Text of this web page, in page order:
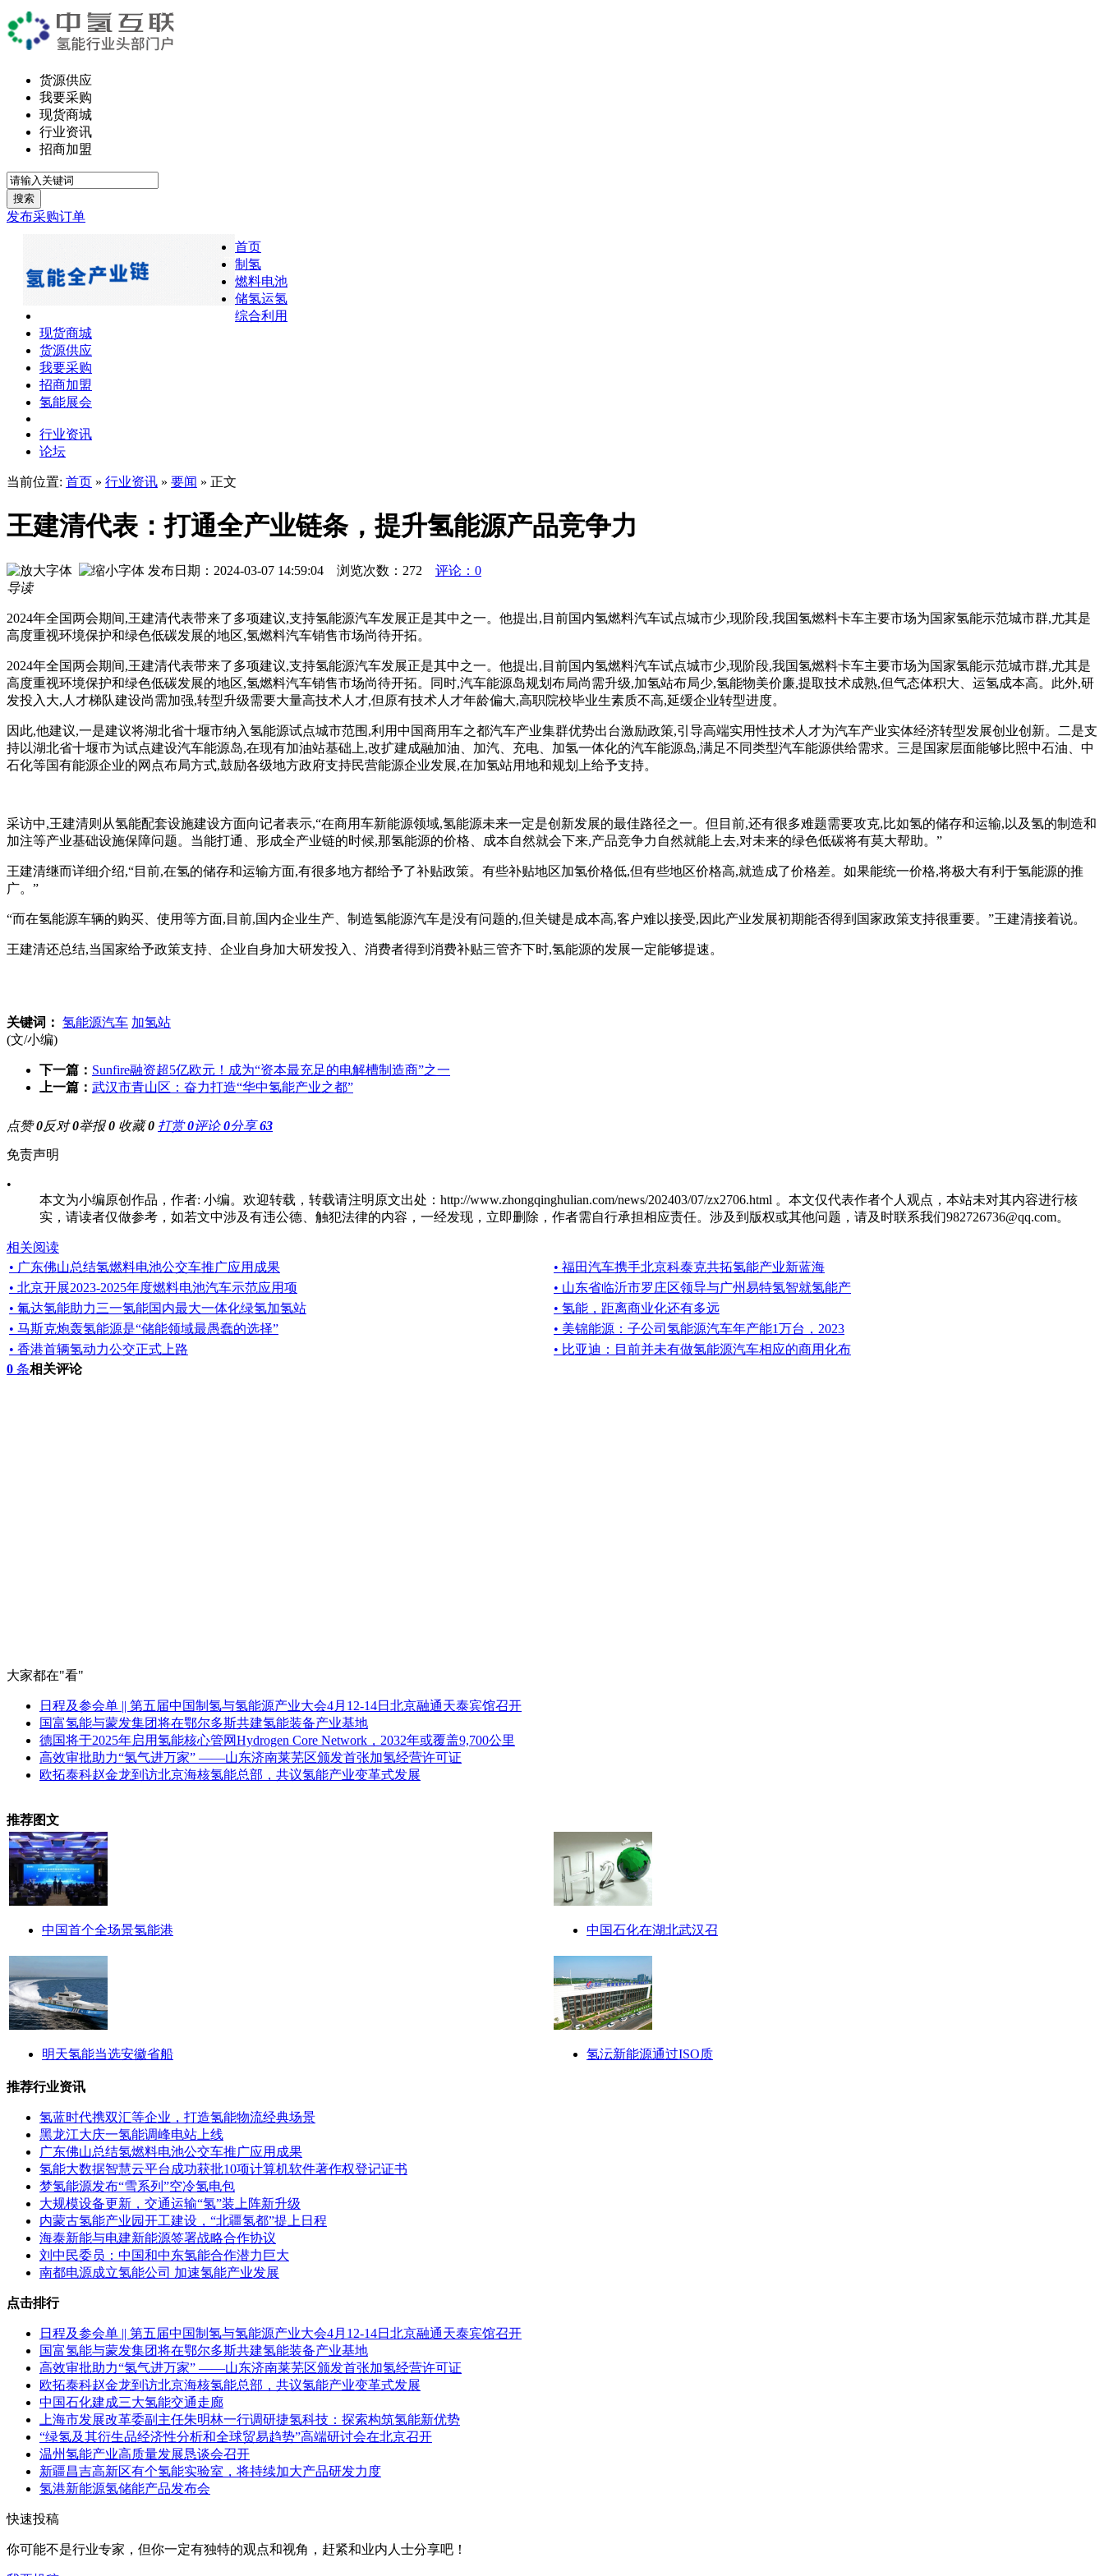
货源供应
我要采购
现货商城
行业资讯
招商加盟
搜索
发布采购订单
首页
制氢
燃料电池
储氢运氢
综合利用
现货商城
货源供应
我要采购
招商加盟
氢能展会
行业资讯
论坛
当前位置: 首页 » 行业资讯 » 要闻 » 正文
王建清代表：打通全产业链条，提升氢能源产品竞争力
发布日期：2024-03-07 14:59:04 浏览次数： 272
评论：0
导读
2024年全国两会期间,王建清代表带来了多项建议,支持氢能源汽车发展正是其中之一。他提出,目前国内氢燃料汽车试点城市少,现阶段,我国氢燃料卡车主要市场为国家氢能示范城市群,尤其是
高度重视环境保护和绿色低碳发展的地区,氢燃料汽车销售市场尚待开拓。
2024年全国两会期间,王建清代表带来了多项建议,支持氢能源汽车发展正是其中之一。他提出,目前国内氢燃料汽车试点城市少,现阶段,我国氢燃料卡车主要市场为国家氢能示范城市群,尤其是
高度重视环境保护和绿色低碳发展的地区,氢燃料汽车销售市场尚待开拓。同时,汽车能源岛规划布局尚需升级,加氢站布局少,氢能物美价廉,提取技术成熟,但气态体积大、运氢成本高。此外,研
发投入大,人才梯队建设尚需加强,转型升级需要大量高技术人才,但原有技术人才年龄偏大,高职院校毕业生素质不高,延缓企业转型进度。
因此,他建议,一是建议将湖北省十堰市纳入氢能源试点城市范围,利用中国商用车之都汽车产业集群优势出台激励政策,引导高端实用性技术人才为汽车产业实体经济转型发展创业创新。二是支
持以湖北省十堰市为试点建设汽车能源岛,在现有加油站基础上,改扩建成融加油、加汽、充电、加氢一体化的汽车能源岛,满足不同类型汽车能源供给需求。三是国家层面能够比照中石油、中
石化等国有能源企业的网点布局方式,鼓励各级地方政府支持民营能源企业发展,在加氢站用地和规划上给予支持。
采访中,王建清则从氢能配套设施建设方面向记者表示,“在商用车新能源领域,氢能源未来一定是创新发展的最佳路径之一。但目前,还有很多难题需要攻克,比如氢的储存和运输,以及氢的制造和
加注等产业基础设施保障问题。当能打通、形成全产业链的时候,那氢能源的价格、成本自然就会下来,产品竞争力自然就能上去,对未来的绿色低碳将有莫大帮助。”
王建清继而详细介绍,“目前,在氢的储存和运输方面,有很多地方都给予了补贴政策。有些补贴地区加氢价格低,但有些地区价格高,就造成了价格差。如果能统一价格,将极大有利于氢能源的推
广。”
“而在氢能源车辆的购买、使用等方面,目前,国内企业生产、制造氢能源汽车是没有问题的,但关键是成本高,客户难以接受,因此产业发展初期能否得到国家政策支持很重要。”王建清接着说。
王建清还总结,当国家给予政策支持、企业自身加大研发投入、消费者得到消费补贴三管齐下时,氢能源的发展一定能够提速。
关键词： 氢能源汽车 加氢站
(文/小编)
下一篇： Sunfire融资超5亿欧元！成为“资本最充足的电解槽制造商”之一
上一篇： 武汉市青山区：奋力打造“华中氢能产业之都”
点赞0反对0举报0 收藏0 打赏0评论0分享63
免责声明
•
本文为小编原创作品，作者: 小编。欢迎转载，转载请注明原文出处：http://www.zhongqinghulian.com/news/202403/07/zx2706.html 。本文仅代表作者个人观点，本站未对其内容进行核
实，请读者仅做参考，如若文中涉及有违公德、触犯法律的内容，一经发现，立即删除，作者需自行承担相应责任。涉及到版权或其他问题，请及时联系我们982726736@qq.com。
相关阅读
• 广东佛山总结氢燃料电池公交车推广应用成果
• 福田汽车携手北京科泰克共拓氢能产业新蓝海
• 北京开展2023-2025年度燃料电池汽车示范应用项
• 山东省临沂市罗庄区领导与广州易特氢智就氢能产
• 氟达氢能助力三一氢能国内最大一体化绿氢加氢站
• 氢能，距离商业化还有多远
• 马斯克炮轰氢能源是“储能领域最愚蠢的选择”
• 美锦能源：子公司氢能源汽车年产能1万台，2023
• 香港首辆氢动力公交正式上路
• 比亚迪：目前并未有做氢能源汽车相应的商用化布
0 条相关评论
大家都在"看"
日程及参会单 || 第五届中国制氢与氢能源产业大会4月12-14日北京融通天泰宾馆召开
国富氢能与蒙发集团将在鄂尔多斯共建氢能装备产业基地
德国将于2025年启用氢能核心管网Hydrogen Core Network，2032年或覆盖9,700公里
高效审批助力“氢气进万家” ——山东济南莱芜区颁发首张加氢经营许可证
欧拓泰科赵金龙到访北京海核氢能总部，共议氢能产业变革式发展
推荐图文
中国首个全场景氢能港 中国石化在湖北武汉召
明天氢能当选安徽省船 氢沄新能源通过ISO质
推荐行业资讯
氢蓝时代携双汇等企业，打造氢能物流经典场景
黑龙江大庆一氢能调峰电站上线
广东佛山总结氢燃料电池公交车推广应用成果
氢能大数据智慧云平台成功获批10项计算机软件著作权登记证书
梦氢能源发布“雪系列”空冷氢电包
大规模设备更新，交通运输“氢”装上阵新升级
内蒙古氢能产业园开工建设，“北疆氢都”提上日程
海泰新能与电建新能源签署战略合作协议
刘中民委员：中国和中东氢能合作潜力巨大
南都电源成立氢能公司 加速氢能产业发展
点击排行
日程及参会单 || 第五届中国制氢与氢能源产业大会4月12-14日北京融通天泰宾馆召开
国富氢能与蒙发集团将在鄂尔多斯共建氢能装备产业基地
高效审批助力“氢气进万家” ——山东济南莱芜区颁发首张加氢经营许可证
欧拓泰科赵金龙到访北京海核氢能总部，共议氢能产业变革式发展
中国石化建成三大氢能交通走廊
上海市发展改革委副主任朱明林一行调研捷氢科技：探索构筑氢能新优势
“绿氢及其衍生品经济性分析和全球贸易趋势”高端研讨会在北京召开
温州氢能产业高质量发展恳谈会召开
新疆昌吉高新区有个氢能实验室，将持续加大产品研发力度
氢港新能源氢储能产品发布会
快速投稿
你可能不是行业专家，但你一定有独特的观点和视角 ，赶紧和业内人士分享吧！